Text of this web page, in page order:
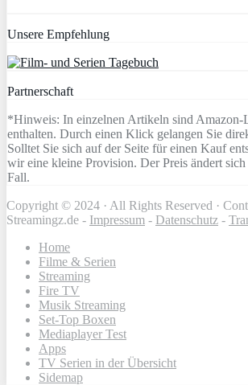
Unsere Empfehlung
Partnerschaft
*Hinweis: In einzelnen Artikeln sind
enthalten. Durch einen Klick gelangen Sie
Solltet Sie sich auf der Seite für einen Kauf
wir eine kleine Provision. Der Preis ändert
Fall.
Copyright © 2024 · All Rights Reserved ·
Streamingz.de - Impressum - Datenschutz -
Home
Filme & Serien
Streaming
Fire TV
Musik Streaming
Set-Top Boxen
Mediaplayer Test
Apps
TV Serien in der Übersicht
Sidemap